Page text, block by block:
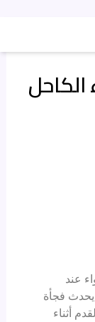
عند
يحدث فجأة
أثناء